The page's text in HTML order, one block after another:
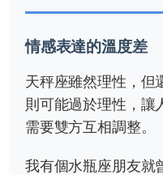
情感表達的溫度差
天秤座雖然理性，但
則可能過於理性，讓
需要雙方互相調整。
我有個水瓶座朋友就